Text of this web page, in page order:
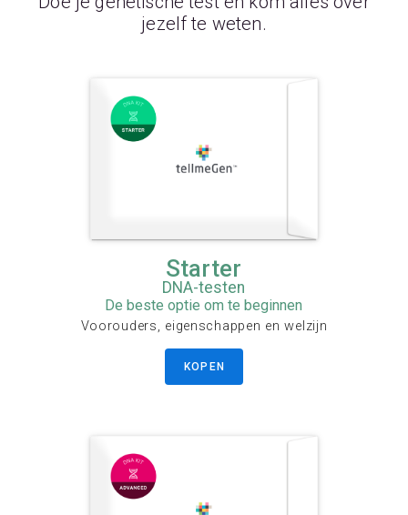
jezelf te weten.
Starter
DNA-testen
De beste optie om te beginnen
Voorouders, eigenschappen en welzijn
KOPEN